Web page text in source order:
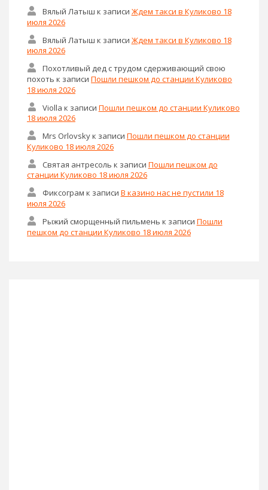
Вялый Латыш к записи Ждем такси в Куликово 18
июля 2026
Вялый Латыш к записи Ждем такси в Куликово 18
июля 2026
Похотливый дед с трудом сдерживающий свою
похоть к записи Пошли пешком до станции Куликово
18 июля 2026
Violla к записи Пошли пешком до станции Куликово
18 июля 2026
Mrs Оrlovskyк записи Пошли пешком до станции
Куликово 18 июля 2026
Святая антресоль к записи Пошли пешком до
станции Куликово 18 июля 2026
Фиксограм к записи В казино нас не пустили 18
июля 2026
Рыжий сморщенный пильмень к записи Пошли
пешком до станции Куликово 18 июля 2026